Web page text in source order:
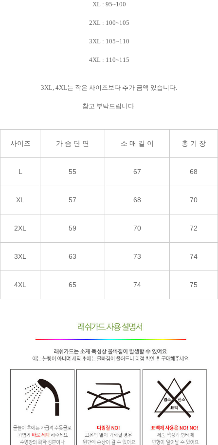
XL : 95~100
2XL : 100~105
3XL : 105~110
4XL : 110~115
3XL, 4XL는 작은 사이즈보다 추가 금액 있습니다.
참고 부탁드립니다.
사이즈 가 슴 단 면 소 매 길 이 총 기 장
L 55 67 68
XL 57 68 70
2XL 59 70 72
3XL 63 73 74
4XL 65 74 75